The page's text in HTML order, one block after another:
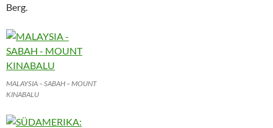
Berg.
MALAYSIA – SABAH – MOUNT
KINABALU